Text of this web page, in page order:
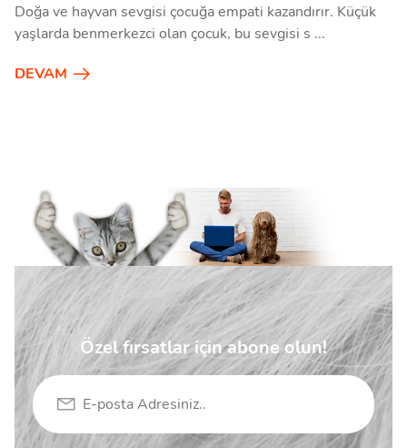
Doğa ve hayvan sevgisi çocuğa empati kazandırır. Küçük
yaşlarda benmerkezci olan çocuk, bu sevgisi s ...
DEVAM
Özel fırsatlar için abone olun!